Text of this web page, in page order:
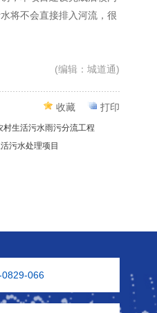
将不会直接排入河流，很
(编辑：城道通)
生活污水雨污分流工程
污水处理项目
收藏 打印
0829-066